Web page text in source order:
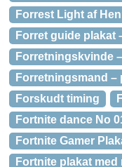
Forrest Light af
Forret guide plakat
Forretningskvinde
Forretningsmand –
Forskudt timing
Fortnite dance No
Fortnite Gamer
Fortnite plakat med